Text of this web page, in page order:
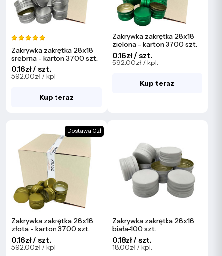
Zakrywka zakrętka 28x18
srebrna - karton 3700 szt.
0.16zł / szt.
592.00zł / kpl.
Kup teraz
Zakrywka zakrętka 28x18
zielona - karton 3700 szt.
0.16zł / szt.
592.00zł / kpl.
Kup teraz
Dostawa 0zł
Zakrywka zakrętka 28x18
złota - karton 3700 szt.
0.16zł / szt.
592.00zł / kpl.
Zakrywka zakrętka 28x18
biała-100 szt.
0.18zł / szt.
18.00zł / kpl.